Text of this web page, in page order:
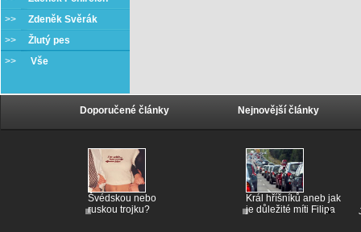
>> Zdeněk Svěrák
>> Žlutý pes
>>
Vše
Doporučené články
Švédskou nebo
ruskou trojku?
Nejnovější články
Král hříšníků aneb jak
je důležité míti Filipa